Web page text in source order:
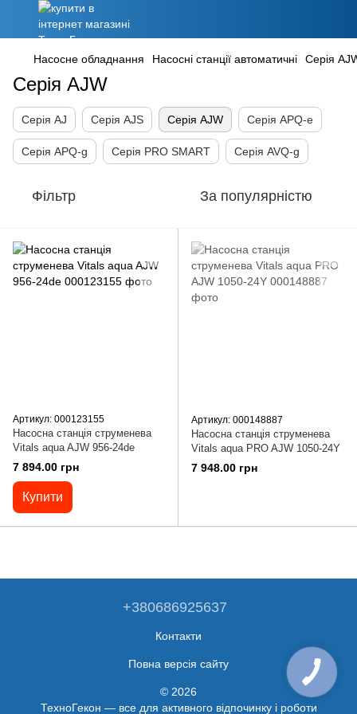
Насосне обладнання Насосні станції автоматичні Серія
Серія AJW
Серія AJ Серія AJS Серія AJW Серія APQ-e
Серія APQ-g Серія PRO SMART Серія AVQ-g
Фільтр За популярністю
Артикул: 000123155
Насосна станція струменева
Vitals aqua AJW 956-24de
7 894.00 грн
Купити
Артикул: 000148887
Насосна станція струменева
Vitals aqua PRO AJW 1050-24Y
7 948.00 грн
+380686925637
Контакти
Повна версія сайту
© 2026
ТехноГекон — все для активного відпочинку і роботи